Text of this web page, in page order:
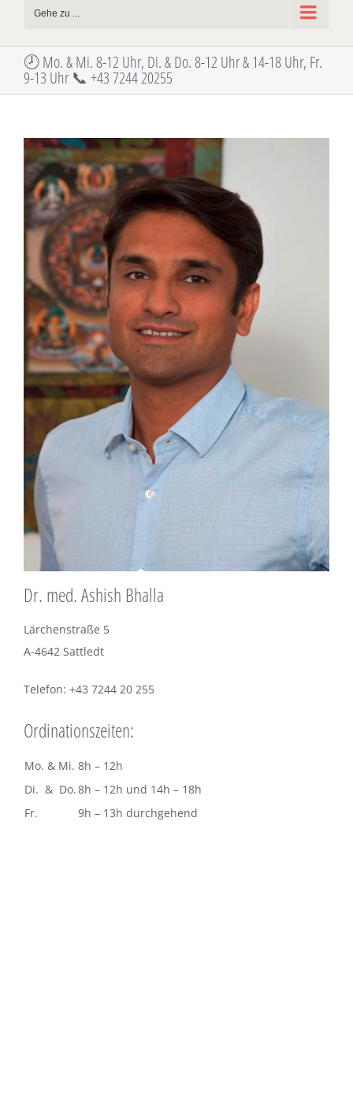
Gehe zu ...
🕗 Mo. & Mi. 8-12 Uhr, Di. & Do. 8-12 Uhr & 14-18 Uhr, Fr.
9-13 Uhr 📞 +43 7244 20255
Dr. med. Ashish Bhalla
Lärchenstraße 5
A-4642 Sattledt
Telefon: +43 7244 20 255
Ordinationszeiten:
Mo. & Mi. 8h – 12h
Di. & Do.8h – 12h und 14h – 18h
Fr.
9h – 13h durchgehend